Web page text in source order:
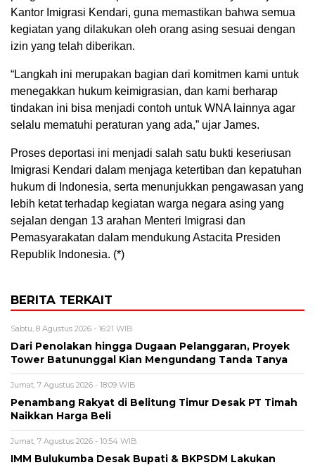
Kantor Imigrasi Kendari, guna memastikan bahwa semua
kegiatan yang dilakukan oleh orang asing sesuai dengan
izin yang telah diberikan.
“Langkah ini merupakan bagian dari komitmen kami untuk
menegakkan hukum keimigrasian, dan kami berharap
tindakan ini bisa menjadi contoh untuk WNA lainnya agar
selalu mematuhi peraturan yang ada,” ujar James.
Proses deportasi ini menjadi salah satu bukti keseriusan
Imigrasi Kendari dalam menjaga ketertiban dan kepatuhan
hukum di Indonesia, serta menunjukkan pengawasan yang
lebih ketat terhadap kegiatan warga negara asing yang
sejalan dengan 13 arahan Menteri Imigrasi dan
Pemasyarakatan dalam mendukung Astacita Presiden
Republik Indonesia. (*)
BERITA TERKAIT
Sabtu, 8 Agustus 2026 - 16:21 WIB
Dari Penolakan hingga Dugaan Pelanggaran, Proyek
Tower Batununggal Kian Mengundang Tanda Tanya
Jumat, 7 Agustus 2026 - 18:09 WIB
Penambang Rakyat di Belitung Timur Desak PT Timah
Naikkan Harga Beli
Jumat, 7 Agustus 2026 - 10:54 WIB
IMM Bulukumba Desak Bupati & BKPSDM Lakukan